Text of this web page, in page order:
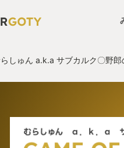
しゅん a.k.a サブカルク〇野郎